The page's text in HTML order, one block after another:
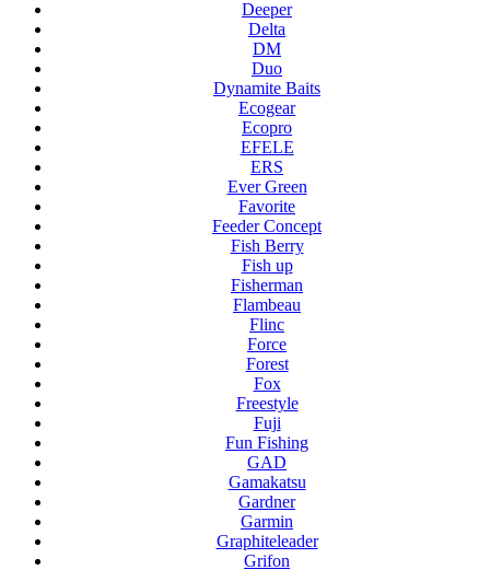
Deeper
Delta
DM
Duo
Dynamite Baits
Ecogear
Ecopro
EFELE
ERS
Ever Green
Favorite
Feeder Concept
Fish Berry
Fish up
Fisherman
Flambeau
Flinc
Force
Forest
Fox
Freestyle
Fuji
Fun Fishing
GAD
Gamakatsu
Gardner
Garmin
Graphiteleader
Grifon